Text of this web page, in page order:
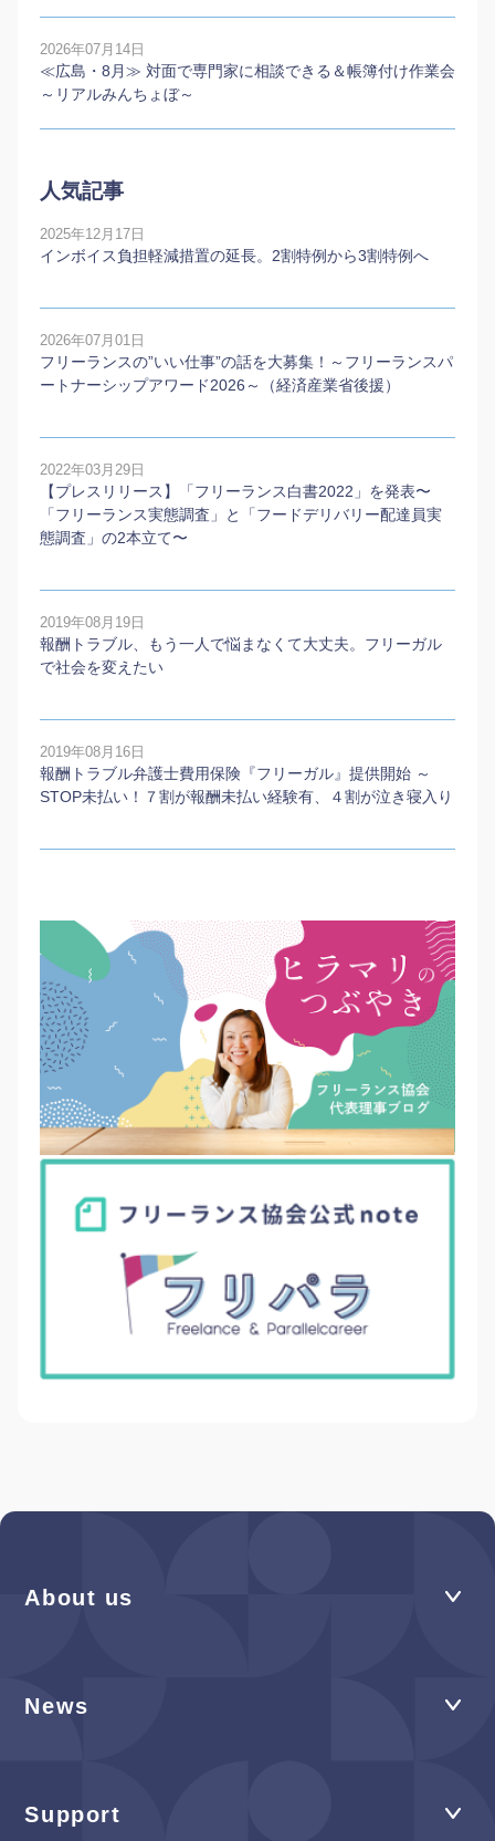
2026年07月14日
≪広島・8月≫ 対面で専門家に相談できる＆帳簿付け作業会
～リアルみんちょぼ～
人気記事
2025年12月17日
インボイス負担軽減措置の延長。2割特例から3割特例へ
2026年07月01日
フリーランスの”いい仕事”の話を大募集！～フリーランスパ
ートナーシップアワード2026～（経済産業省後援）
2022年03月29日
【プレスリリース】「フリーランス白書2022」を発表〜
「フリーランス実態調査」と「フードデリバリー配達員実
態調査」の2本⽴て〜
2019年08月19日
報酬トラブル、もう一人で悩まなくて大丈夫。フリーガル
で社会を変えたい
2019年08月16日
報酬トラブル弁護士費用保険『フリーガル』提供開始 ～
STOP未払い！７割が報酬未払い経験有、４割が泣き寝入り
About us
News
Support